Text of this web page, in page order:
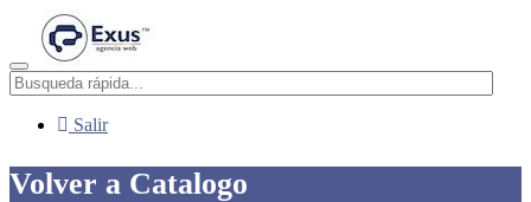
Menú
Salir
Volver a Catalogo